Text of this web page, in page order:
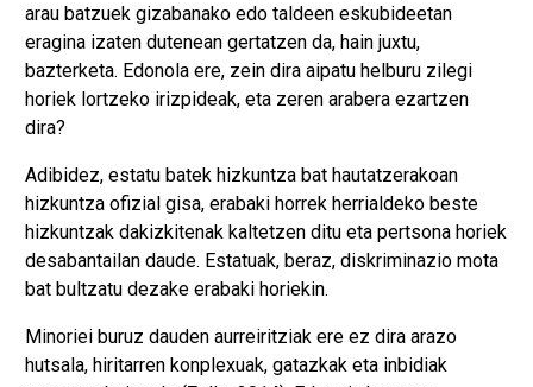
arau batzuek gizabanako edo taldeen eskubideetan
eragina izaten dutenean gertatzen da, hain juxtu,
bazterketa. Edonola ere, zein dira aipatu helburu zilegi
horiek lortzeko irizpideak, eta zeren arabera ezartzen
dira?
Adibidez, estatu batek hizkuntza bat hautatzerakoan
hizkuntza ofizial gisa, erabaki horrek herrialdeko beste
hizkuntzak dakizkitenak kaltetzen ditu eta pertsona horiek
desabantailan daude. Estatuak, beraz, diskriminazio mota
bat bultzatu dezake erabaki horiekin.
Minoriei buruz dauden aurreiritziak ere ez dira arazo
hutsala, hiritarren konplexuak, gatazkak eta inbidiak